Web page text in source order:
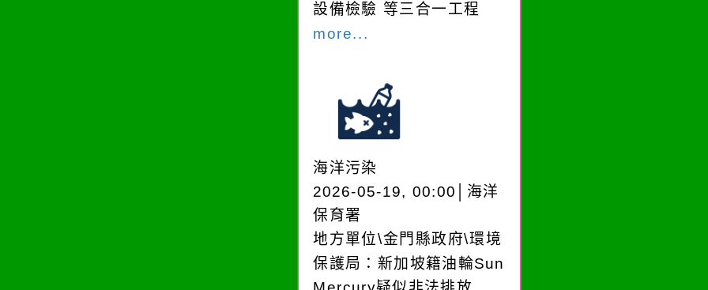
設備檢驗 等三合一工程
more...
海洋污染
2026-05-19, 00:00│海洋
保育署
地方單位\金門縣政府\環境
保護局：新加坡籍油輪Sun